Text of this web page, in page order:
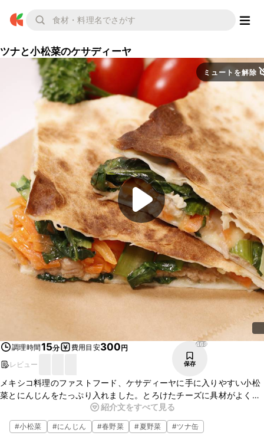
ツナと小松菜のケサディーヤ
ミュートを解除
調理時間15分 費用目安300円
レビュー
468
保存
メキシコ料理のファストフード、ケサディーヤに手に入りやすい小松
菜とにんじんをたっぷり入れました。とろけたチーズに具材がよく絡
んで、とっても美味しいですよ。朝ごはんや軽いお昼ご飯にぴったり
の、野菜をしっかり摂れるメニューです。ぜひ作ってみてください
ね！
紹介文をすべて見る
#小松菜 #にんじん #春野菜 #夏野菜 #ツナ缶